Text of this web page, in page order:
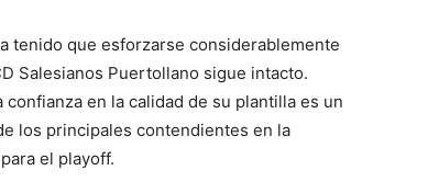
tenido que esforzarse considerablemente
Salesianos Puertollano sigue intacto.
en la calidad de su plantilla es un
los principales contendientes en la
el playoff.